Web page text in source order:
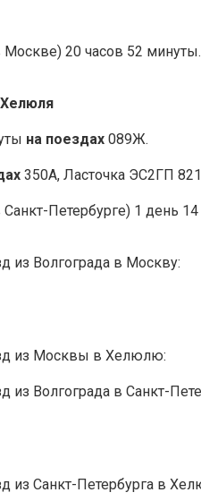
Москве) 20 часов 52 минуты.
на поездах 089Ж.
350А, Ласточка ЭС2ГП
Петербурге) 1 день
из Волгограда в Москву:
из Москвы в Хелюлю:
из Волгограда в Санкт-
из Санкт-Петербурга в